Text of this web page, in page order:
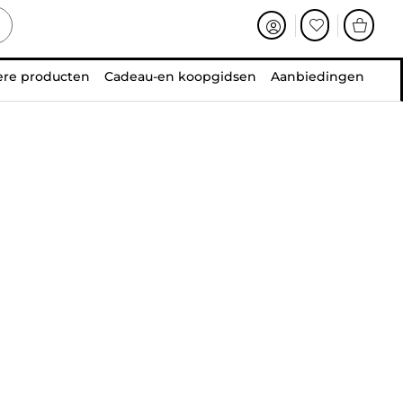
producten Cadeau-en koopgidsen Aanbiedingen